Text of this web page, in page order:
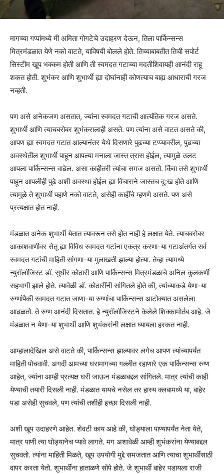
मागच्या गप्पांमध्ये मी अमिता गोगटेचे उदाहरण देऊन, तिला पार्किन्सन्स
मित्रमंडळात येणे नको वाटते, याविषयी बोलले होते. तिच्याबाबतीत तिची सपोर्ट
सिस्टीम खूप भक्कम होती आणि ती स्वमदत गटाच्या मदतीशिवायही आनंदी राहू
शकत होती. शुभंकर आणि शुभार्थी ह्या दोघांनाही कोणत्याच बाह्य आधाराची गरज
नव्हती.
पण असे अनेकजण असतात, ज्यांना स्वमदत गटाची आत्यंतिक गरज असते.
शुभार्थी आणि त्याचबरोबर शुभंकरालाही असते. पण त्यांना असे वाटत असते की,
आपण ह्या स्वमदत गटात आल्यानंतर येथे दिसणारे पुढच्या टप्प्यावरील, पुढच्या
अवस्थेतील शुभार्थी पाहून आपल्या मनाला जास्त त्रास होईल, त्यामुळे उलट
आपला पार्किन्सन्स वाढेल. असा काहीतरी त्यांचा समज असतो. किंवा तसे शुभार्थी
पाहून आपलीही पुढे अशी अवस्था होईल ह्या विचाराने जास्तच दु:ख होते आणि
त्यामुळे ते शुभार्थी पहाणे नको वाटते, असेही काहींचे म्हणणे असते. पण असे
प्रत्यक्षात होत नाही.
मंडळात अनेक शुभार्थी येतात त्यावरून तसे होत नाही हे लक्षात येते. त्याचबरोबर
आकाशवाणीवर सेतू ह्या विविध स्वमदत गटांना एकत्र करणा-या गटाअंतर्गत सर्व
स्वमदत गटांची माहिती सांगणा-या मुलाखती झाल्या होत्या. तेव्हा त्यामध्ये
न्युरॉलॉजिस्ट डॉ. सुधीर कोठारी आणि पार्किन्सन्स मित्रमंडळाचे अनिल कुलकर्णी
सहभागी झाले होते. त्यावेळी डॉ. कोठारींनी सांगितले होते की, त्यांच्याकडे येणा-या
रुग्णांपैकी स्वमदत गटात जाणा-या रुग्णांचा पार्किन्सन्स आटोक्यात असलेला
आढळतो. ते रुग्ण आनंदी दिसतात. हे न्युरॉलॉजिस्टने केलेले शिक्कामोर्तब आहे. जे
मंडळात न येणा-या शुभार्थी आणि शुभंकरांनी लक्षात घ्यायला हरकत नाही.
आम्हालादेखिल असे वाटते की, पार्किन्सन्स झाल्यावर लगेच आपण त्यांच्यापर्यंत
माहिती पोचवावी. अगदी आमच्या घरामागच्या गल्लीत रहाणारे एक पार्किन्सन्स रुग्ण
आहेत, ज्यांना आम्ही प्रत्यक्ष घरी जाऊन मंडळाबद्दल सांगितले. मात्र त्यांची काही
येण्याची तयारी दिसली नाही. मंडळात यायचे नसेल तर हास्य क्लबामध्ये या, बाहेर
पडा असेही सुचवले, पण त्यांची तशीही इच्छा दिसली नाही.
अशी खूप उदाहरणे आहेत. शेवटी काय आहे की, घोड्याला पाण्यापर्यंत नेता येते,
मात्र पाणी त्या घोड्यानेच प्यावे लागते. मग अशावेळी आम्ही शुभंकरांना येण्याबद्दल
सुचवतो. त्यांना माहिती मिळते, खूप उपयोगी मुद्दे समजतात आणि त्याचा शुभार्थींसाठी
वापर करता येतो. शुभार्थींना हाताळणे सोपे होते. जे शुभार्थी बाहेर पडायला राजी